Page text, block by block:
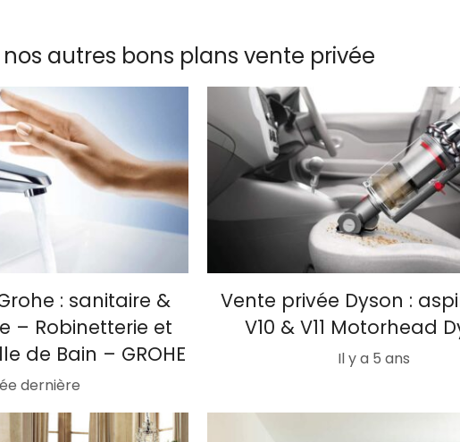
nos autres bons plans vente privée
: sanitaire &
– Robinetterie et
de Bain – GROHE
dernière
Vente privée Dyson :
V10 & V11 Motorhead
Il y a 5 ans